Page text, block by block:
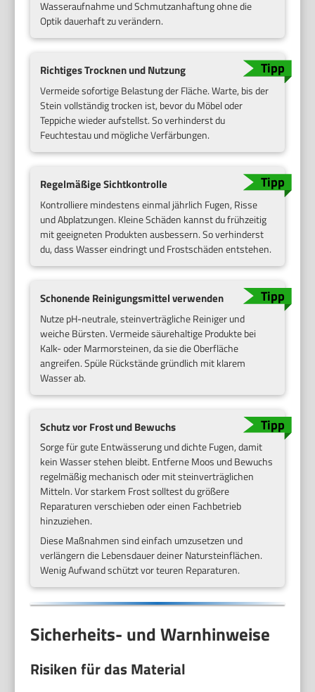
Wasseraufnahme und Schmutzanhaftung ohne die
Optik dauerhaft zu verändern.
Richtiges Trocknen und Nutzung
Vermeide sofortige Belastung der Fläche. Warte, bis der
Stein vollständig trocken ist, bevor du Möbel oder
Teppiche wieder aufstellst. So verhinderst du
Feuchtestau und mögliche Verfärbungen.
Regelmäßige Sichtkontrolle
Kontrolliere mindestens einmal jährlich Fugen, Risse
und Abplatzungen. Kleine Schäden kannst du frühzeitig
mit geeigneten Produkten ausbessern. So verhinderst
du, dass Wasser eindringt und Frostschäden entstehen.
Schonende Reinigungsmittel verwenden
Nutze pH-neutrale, steinverträgliche Reiniger und
weiche Bürsten. Vermeide säurehaltige Produkte bei
Kalk- oder Marmorsteinen, da sie die Oberfläche
angreifen. Spüle Rückstände gründlich mit klarem
Wasser ab.
Schutz vor Frost und Bewuchs
Sorge für gute Entwässerung und dichte Fugen, damit
kein Wasser stehen bleibt. Entferne Moos und Bewuchs
regelmäßig mechanisch oder mit steinverträglichen
Mitteln. Vor starkem Frost solltest du größere
Reparaturen verschieben oder einen Fachbetrieb
hinzuziehen.
Diese Maßnahmen sind einfach umzusetzen und
verlängern die Lebensdauer deiner Natursteinflächen.
Wenig Aufwand schützt vor teuren Reparaturen.
Sicherheits- und Warnhinweise
Risiken für das Material